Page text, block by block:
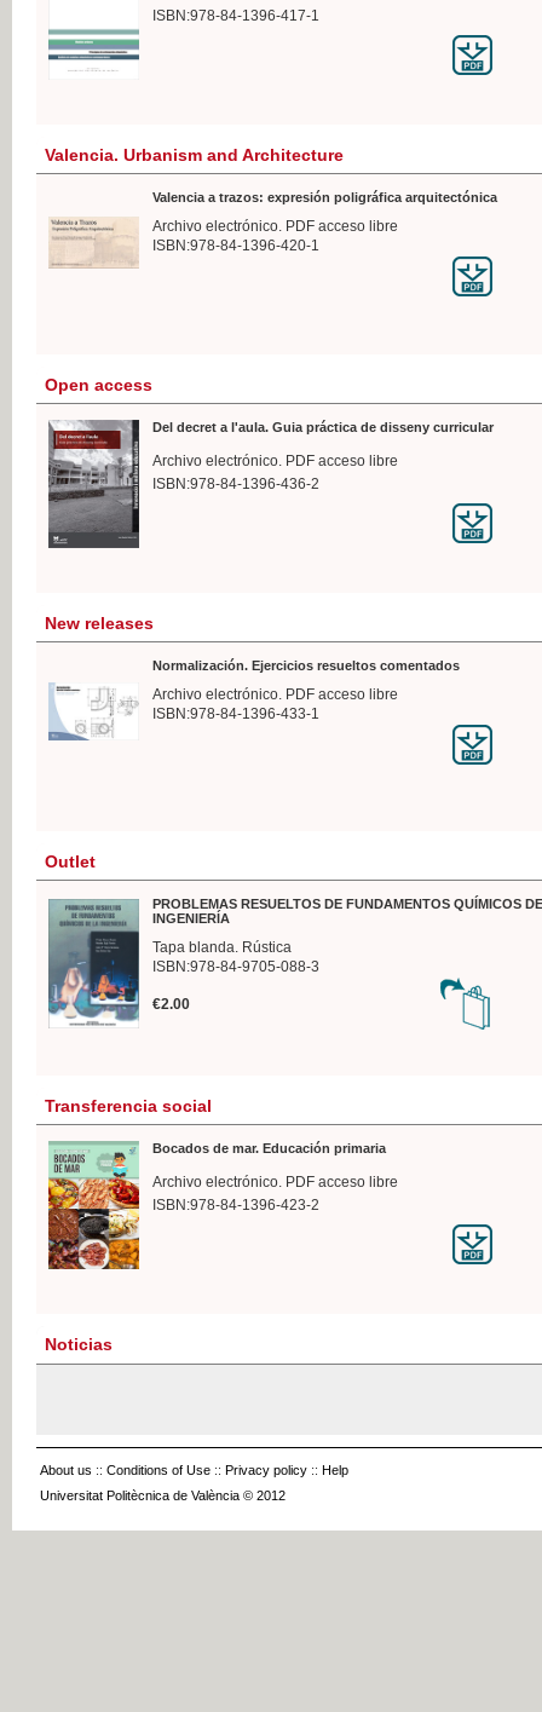
ISBN:978-84-1396-417-1
Valencia. Urbanism and Architecture
Valencia a trazos: expresión poligráfica arquitectónica
Archivo electrónico. PDF acceso libre
ISBN:978-84-1396-420-1
Open access
Del decret a l'aula. Guia práctica de disseny curricular
Archivo electrónico. PDF acceso libre
ISBN:978-84-1396-436-2
New releases
Normalización. Ejercicios resueltos comentados
Archivo electrónico. PDF acceso libre
ISBN:978-84-1396-433-1
Outlet
PROBLEMAS RESUELTOS DE FUNDAMENTOS QUÍMICOS
INGENIERÍA
Tapa blanda. Rústica
ISBN:978-84-9705-088-3
€2.00
Transferencia social
Bocados de mar. Educación primaria
Archivo electrónico. PDF acceso libre
ISBN:978-84-1396-423-2
Noticias
About us :: Conditions of Use :: Privacy policy :: Help
Universitat Politècnica de València © 2012